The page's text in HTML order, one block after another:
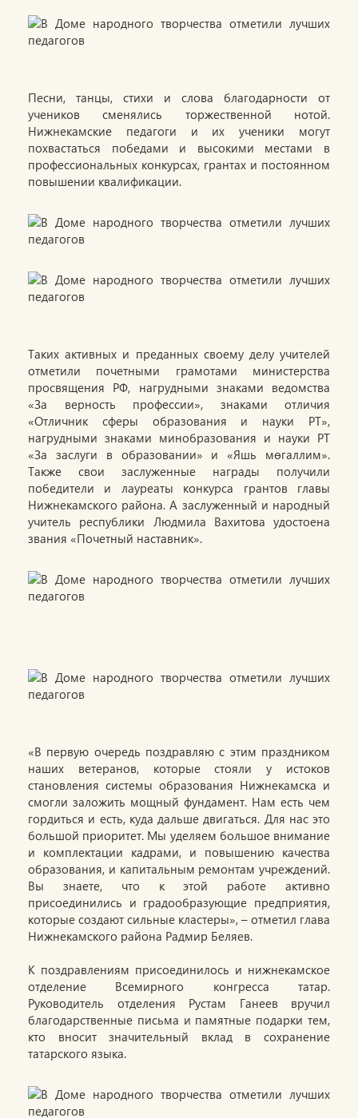
Песни, танцы, стихи и слова благодарности от
учеников сменялись торжественной нотой.
Нижнекамские педагоги и их ученики могут
похвастаться победами и высокими местами в
профессиональных конкурсах, грантах и постоянном
повышении квалификации.
Таких активных и преданных своему делу учителей
отметили почетными грамотами министерства
просвящения РФ, нагрудными знаками ведомства
«За верность профессии», знаками отличия
«Отличник сферы образования и науки РТ»,
нагрудными знаками минобразования и науки РТ
«За заслуги в образовании» и «Яшь мөгаллим».
Также свои заслуженные награды получили
победители и лауреаты конкурса грантов главы
Нижнекамского района. А заслуженный и народный
учитель республики Людмила Вахитова удостоена
звания «Почетный наставник».
«В первую очередь поздравляю с этим праздником
наших ветеранов, которые стояли у истоков
становления системы образования Нижнекамска и
смогли заложить мощный фундамент. Нам есть чем
гордиться и есть, куда дальше двигаться. Для нас это
большой приоритет. Мы уделяем большое внимание
и комплектации кадрами, и повышению качества
образования, и капитальным ремонтам учреждений.
Вы знаете, что к этой работе активно
присоединились и градообразующие предприятия,
которые создают сильные кластеры», – отметил глава
Нижнекамского района Радмир Беляев.
К поздравлениям присоединилось и нижнекамское
отделение Всемирного конгресса татар.
Руководитель отделения Рустам Ганеев вручил
благодарственные письма и памятные подарки тем,
кто вносит значительный вклад в сохранение
татарского языка.